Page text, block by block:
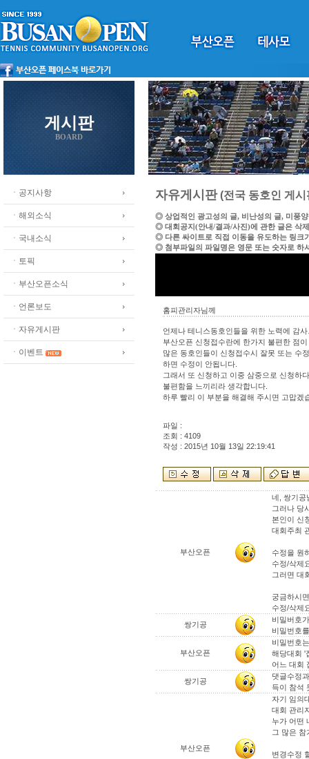
게시판
BOARD
ㆍ공지사항
ㆍ해외소식
ㆍ국내소식
ㆍ토픽
ㆍ부산오픈소식
ㆍ언론보도
ㆍ자유게시판
ㆍ이벤트
자유게시판(전국 동호인 게시
◎ 상업적인 광고성의 글, 비난성의 글, 미풍
◎ 대회공지(안내/결과/사진)에 관한 글은 삭
◎ 다른 싸이트로 직접 이동을 유도하는 링크
◎ 첨부파일의 파일명은 영문 또는 숫자로 하
홈피관리자님께
언제나 테니스동호인들을 위한 노력에 감
부산오픈 신청접수란에 한가지 불편한 점
많은 동호인들이 신청접수시 잘못 또는 수
하면 수정이 안됩니다.
그래서 또 신청하고 이중 삼중으로 신청하
불편함을 느끼리라 생각합니다.
하루 빨리 이 부분을 해결해 주시면 고맙겠
파일 :
조회 : 4109
작성 : 2015년 10월 13일 22:19:41
부산오픈
네, 쌍기공
그러나 당
본인이 신
대회주최
수정을 원
수정/삭제
그러면 대
궁금하시
수정/삭제
쌍기공
비밀버호
비밀번호
부산오픈
비밀번호
해당대회 '
어느 대회
쌍기공
댓글수정
득이 참석
부산오픈
자기 임의
대회 관리
누가 어떤
그 많은 참
변경수정